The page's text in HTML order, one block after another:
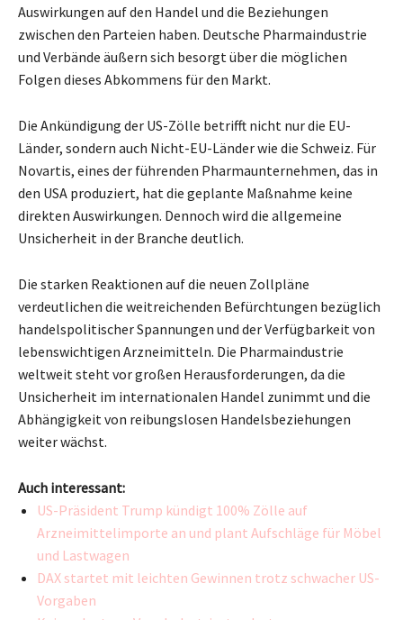
Auswirkungen auf den Handel und die Beziehungen
zwischen den Parteien haben. Deutsche Pharmaindustrie
und Verbände äußern sich besorgt über die möglichen
Folgen dieses Abkommens für den Markt.
Die Ankündigung der US-Zölle betrifft nicht nur die EU-
Länder, sondern auch Nicht-EU-Länder wie die Schweiz. Für
Novartis, eines der führenden Pharmaunternehmen, das in
den USA produziert, hat die geplante Maßnahme keine
direkten Auswirkungen. Dennoch wird die allgemeine
Unsicherheit in der Branche deutlich.
Die starken Reaktionen auf die neuen Zollpläne
verdeutlichen die weitreichenden Befürchtungen bezüglich
handelspolitischer Spannungen und der Verfügbarkeit von
lebenswichtigen Arzneimitteln. Die Pharmaindustrie
weltweit steht vor großen Herausforderungen, da die
Unsicherheit im internationalen Handel zunimmt und die
Abhängigkeit von reibungslosen Handelsbeziehungen
weiter wächst.
Auch interessant:
US-Präsident Trump kündigt 100% Zölle auf
Arzneimittelimporte an und plant Aufschläge für Möbel
und Lastwagen
DAX startet mit leichten Gewinnen trotz schwacher US-
Vorgaben